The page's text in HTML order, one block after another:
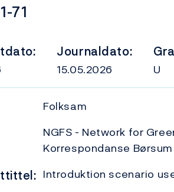
71
Journaldato:
15.05.2026 U
Folksam
NGFS - Network for
Korrespondanse
Introduktion scenario